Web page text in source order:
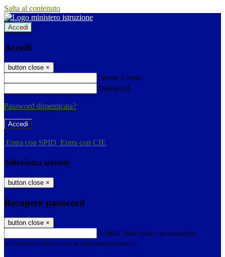
Salta al contenuto
Accedi
Accedi
button close ×
Nome Utente
Password
Password dimenticata?
-
Entra con SPID Entra con CIE
Seleziona utente
button close ×
Recupero password
button close ×
E-mail Verrà inviato un messaggio
all'indirizzo indicato con le istruzioni necessarie.